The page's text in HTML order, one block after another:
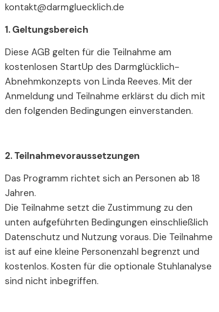
kontakt@darmgluecklich.de
1. Geltungsbereich
Diese AGB gelten für die Teilnahme am
kostenlosen StartUp des Darmglücklich-
Abnehmkonzepts von Linda Reeves. Mit der
Anmeldung und Teilnahme erklärst du dich mit
den folgenden Bedingungen einverstanden.
2. Teilnahmevoraussetzungen
Das Programm richtet sich an Personen ab 18
Jahren.
Die Teilnahme setzt die Zustimmung zu den
unten aufgeführten Bedingungen einschließlich
Datenschutz und Nutzung voraus. Die Teilnahme
ist auf eine kleine Personenzahl begrenzt und
kostenlos. Kosten für die optionale Stuhlanalyse
sind nicht inbegriffen.